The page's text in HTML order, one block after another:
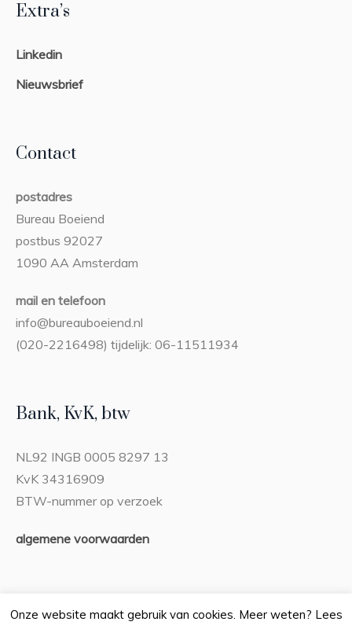
Extra’s
Linkedin
Nieuwsbrief
Contact
postadres
Bureau Boeiend
postbus 92027
1090 AA Amsterdam
mail en telefoon
info@bureauboeiend.nl
(020-2216498) tijdelijk: 06-11511934
Bank, KvK, btw
NL92 INGB 0005 8297 13
KvK 34316909
BTW-nummer op verzoek
algemene voorwaarden
Onze website maakt gebruik van cookies. Meer weten? Lees